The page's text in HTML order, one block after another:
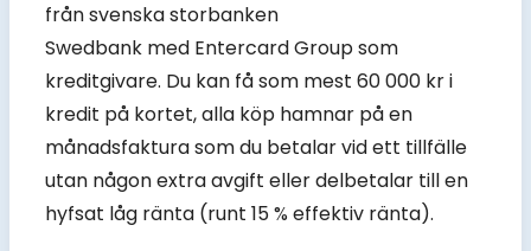
från svenska storbanken
Swedbank med Entercard Group som
kreditgivare. Du kan få som mest 60 000 kr i
kredit på kortet, alla köp hamnar på en
månadsfaktura som du betalar vid ett tillfälle
utan någon extra avgift eller delbetalar till en
hyfsat låg ränta (runt 15 % effektiv ränta).